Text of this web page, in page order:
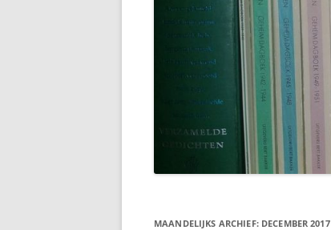
MAANDELIJKS ARCHIEF: DECEMBER 2017